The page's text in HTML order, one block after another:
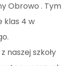
Obrowo . Tym
klas 4 w
naszej szkoły